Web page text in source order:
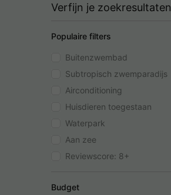
Verfijn je zoekresultaten
Populaire filters
Buitenzwembad
Subtropisch zwemparadijs
Airconditioning
Huisdieren toegestaan
Waterpark
Aan zee
Reviewscore: 8+
Budget